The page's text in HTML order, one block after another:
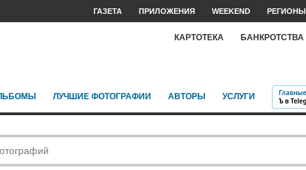
ГАЗЕТА ПРИЛОЖЕНИЯ WEEKEND РЕГИОНЫ
КАРТОТЕКА БАНКРОТСТВА
ЛУЧШИЕ ФОТОГРАФИИ АВТОРЫ УСЛУГИ